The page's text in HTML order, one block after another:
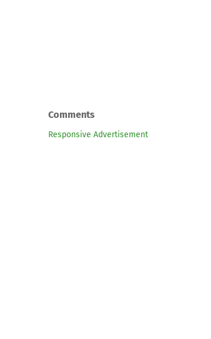
Comments
Responsive Advertisement